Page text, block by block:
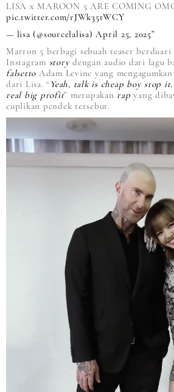
LISA x MAROON 5 ARE COMING
pic.twitter.com/rJWk35tWCY
— lisa (@sourcelalisa)April 25, 2025
Marron 5 berbagi sebuah teaser berduari
Instagram storydengan audio dari lagu
falsetto Adam Levine yang
dari Lisa. “Yeah, talk is cheap boy stop
real big profit” merupakan rap yang
cuplikan pendek tersebut.